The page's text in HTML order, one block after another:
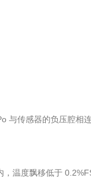
与传感器的负压腔相
温度飘移低于